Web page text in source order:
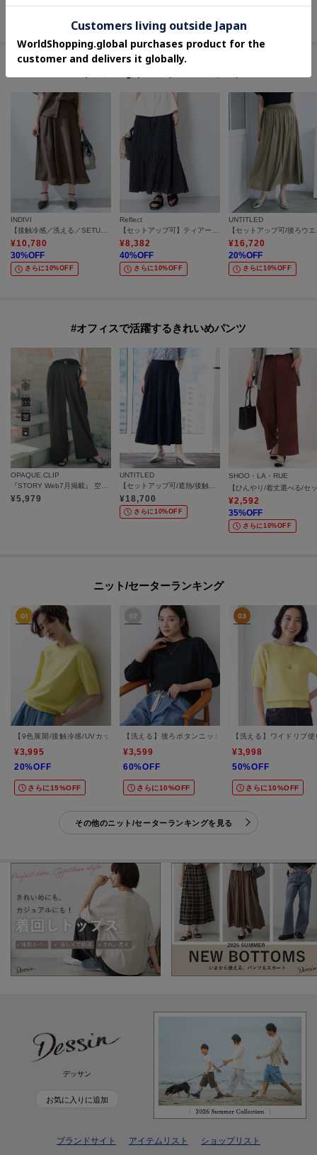
INDIVI
【接触冷感／洗える／SETUP可能】シアーシャンブレータックフレアスカート
¥10,780
30%OFF
さらに10%OFF
Reflect
【セットアップ可】ティアードロングスカート
¥8,382
40%OFF
さらに10%OFF
UNTITLED
【セッ
¥16,720
20%OFF
さらに10%OFF
#オフィスで活躍するきれいめパンツ
OPAQUE.CLIP
¥5,979
UNTITLED
¥18,700
さらに10%OFF
SHOO・LA・RUE
¥2,592
35%OFF
さらに10%OFF
ニット/セーターランキング
【9色展開/接触冷感/UVカット】ドライタッチサマーニットT
¥3,995
20%OFF
さらに15%OFF
【洗える】後ろボタンニットプルオーバー七分袖
¥3,599
60%OFF
さらに10%OFF
【洗える】ワイドリブ
¥3,998
50%OFF
さらに10%OFF
その他のニット/セーターランキングを見る
デッサン
お気に入りに追加
ブランドサイト アイテムリスト ショップリスト